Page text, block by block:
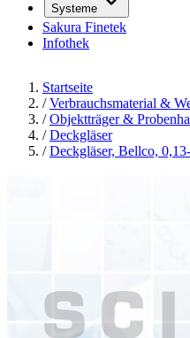
Systeme
Sakura Finetek
Infothek
Startseite
/ Verbrauchsmaterial &
/ Objektträger &
/ Deckgläser
/ Deckgläser, Bellco,